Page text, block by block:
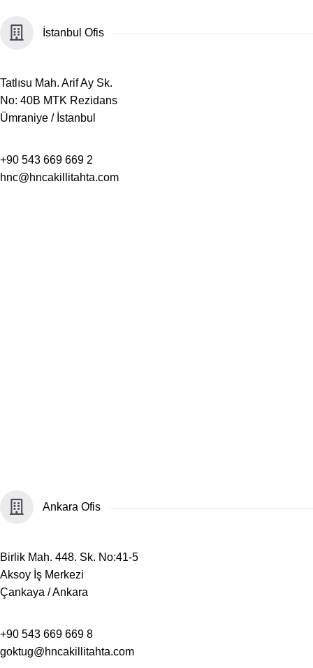
İstanbul Ofis
​Tatlısu Mah. Arif Ay Sk.
No: 40B MTK Rezidans
Ümraniye / İstanbul
+90 543 669 669 2
hnc@hncakillitahta.com
Ankara Ofis
​Birlik Mah. 448. Sk. No:41-5
Aksoy İş Merkezi
Çankaya / Ankara
+90 543 669 669 8
goktug@hncakillitahta.com